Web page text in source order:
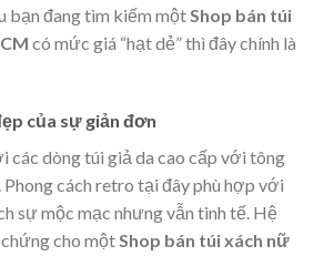
bạn đang tìm kiếm một Shop bán túi
có mức giá “hạt dẻ” thì đây chính là
của sự giản đơn
các dòng túi giả da cao cấp với tông
Phong cách retro tại đây phù hợp với
sự mộc mạc nhưng vẫn tinh tế. Hệ
cho mộtShop bán túi xách nữ